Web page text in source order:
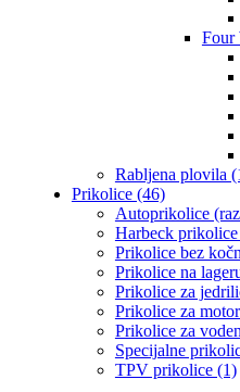
Four
Rabljena plovila
Prikolice (46)
Autoprikolice
Harbeck
Prikolice bez
Prikolice na
Prikolice za
Prikolice za
Prikolice za
Specijalne
TPV prikolice (1)